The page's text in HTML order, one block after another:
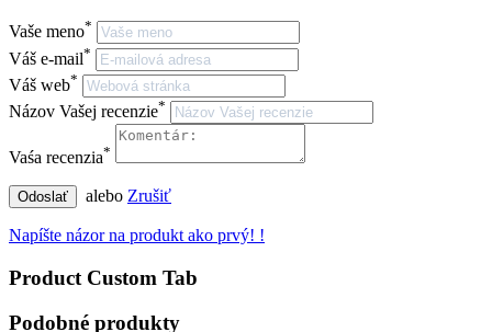
Vaše meno*
Váš e-mail*
Váš web*
Názov Vašej recenzie*
Vaśa recenzia*
Odoslať alebo Zrušiť
Napíšte názor na produkt ako prvý! !
Product Custom Tab
Podobné produkty